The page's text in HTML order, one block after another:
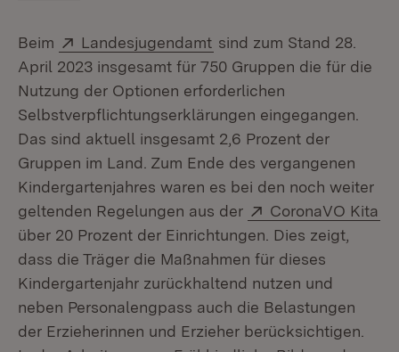
Beim Extern:
Landesjugendamt (Öffnet in neuem Fenster)
sind zum Stand 28.
April 2023 insgesamt für 750 Gruppen die für die
Nutzung der Optionen erforderlichen
Selbstverpflichtungserklärungen eingegangen.
Das sind aktuell insgesamt 2,6 Prozent der
Gruppen im Land. Zum Ende des vergangenen
Kindergartenjahres waren es bei den noch weiter
geltenden Regelungen aus der
Extern:
CoronaVO Kita
über 20 Prozent der Einrichtungen. Dies zeigt,
dass die Träger die Maßnahmen für dieses
Kindergartenjahr zurückhaltend nutzen und
neben Personalengpass auch die Belastungen
der Erzieherinnen und Erzieher berücksichtigen.